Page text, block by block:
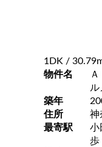
1DK /
物件名
ル
築年
住所
神
最寄駅
小